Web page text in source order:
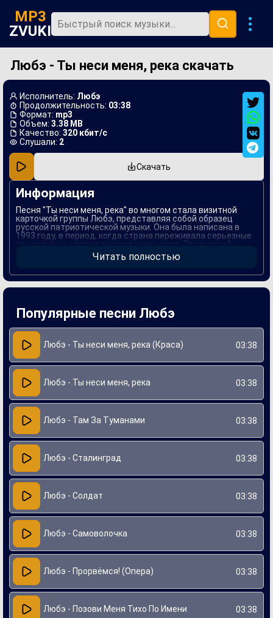
MP3
ZVUKI
Главная
Популярная
В машину
Музыка 80х
Ремиксы
Любэ - Ты неси меня, река скачать
Исполнитель: Любэ
Продолжительность: 03:38
Формат: mp3
Объем: 3.38 MB
Качество: 320 кбит/с
Слушали: 2
Скачать
Информация
Песня "Ты неси меня, река" во многом стала визитной
карточкой группы Любэ, представляя собой образец
русской патриотической музыки. Она была написана в
1993 году, в период, когда страна переживала серьезные
социальные и политические изменения. Творческий
подход и мелодия отражают стремление к единению с
природой и истоками, что помогло песне завоевать
Автором текста выступил известный поэт и музыкант
композицию. Эта песня часто исполняется на
патриотических мероприятиях и праздниках, подчеркивая
свою актуальность и связь с историей России. Музыка и
слова призывают к укреплению духовных традиций и
прославляют красоту родной природы.
Читать полностью
Популярные песни Любэ
Любэ - Ты неси меня, река (Краса) 03:38
Любэ - Ты неси меня, река 03:38
Любэ - Там За Туманами 03:38
Любэ - Сталинград 03:38
Любэ - Солдат 03:38
Любэ - Самоволочка 03:38
Любэ - Прорвёмся! (Опера) 03:38
Любэ - Позови Меня Тихо По Имени 03:38